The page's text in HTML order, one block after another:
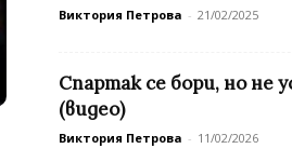
Виктория Петрова - 21/02/2025
Спартак се бори, но не
(видео)
Виктория Петрова - 11/02/2026